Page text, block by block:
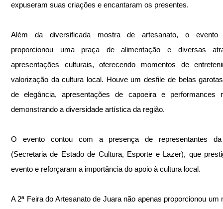
expuseram suas criações e encantaram os presentes.
Além da diversificada mostra de artesanato, o evento
proporcionou uma praça de alimentação e diversas
apresentações culturais, oferecendo momentos de
valorização da cultura local. Houve um desfile de belas
de elegância, apresentações de capoeira e performances
demonstrando a diversidade artística da região.
O evento contou com a presença de representantes
(Secretaria de Estado de Cultura, Esporte e Lazer), que
evento e reforçaram a importância do apoio à cultura local.
A 2ª Feira do Artesanato de Juara não apenas proporcionou um